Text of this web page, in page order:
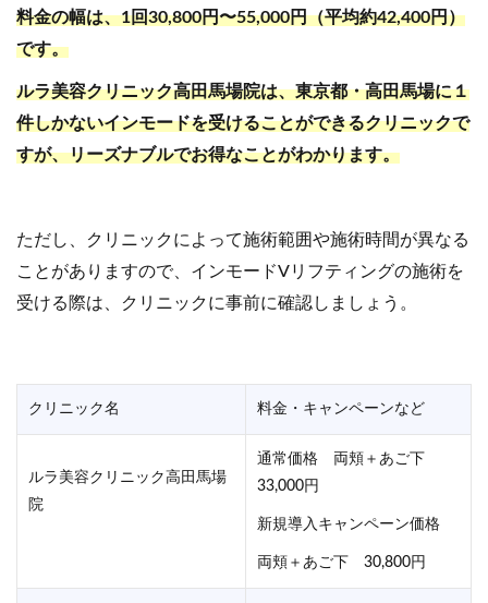
料金の幅は、1回30,800円〜55,000円（平均約42,400円）
です。
ルラ美容クリニック高田馬場院は、東京都・高田馬場に１
件しかないインモードを受けることができるクリニックで
すが、リーズナブルでお得なことがわかります。
ただし、クリニックによって施術範囲や施術時間が異なる
ことがありますので、インモードVリフティングの施術を
受ける際は、クリニックに事前に確認しましょう。
クリニック名 料金・キャンペーンなど
ルラ美容クリニック高田馬場
院
通常価格 両頬＋あご下
33,000円
新規導入キャンペーン価格
両頬＋あご下 30,800円